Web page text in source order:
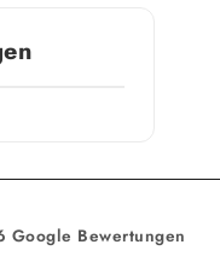
Bewertungen